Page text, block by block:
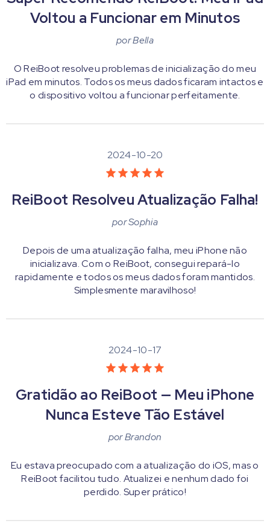
Voltou a Funcionar em Minutos
porBella
O ReiBoot resolveu problemas de inicialização do meu
iPad em minutos. Todos os meus dados ficaram intactos e
o dispositivo voltou a funcionar perfeitamente.
2024-10-20
ReiBoot Resolveu Atualização Falha!
porSophia
Depois de uma atualização falha, meu iPhone não
inicializava. Com o ReiBoot, consegui repará-lo
rapidamente e todos os meus dados foram mantidos.
Simplesmente maravilhoso!
2024-10-17
Gratidão ao ReiBoot — Meu iPhone
Nunca Esteve Tão Estável
porBrandon
Eu estava preocupado com a atualização do iOS, mas o
ReiBoot facilitou tudo. Atualizei e nenhum dado foi
perdido. Super prático!